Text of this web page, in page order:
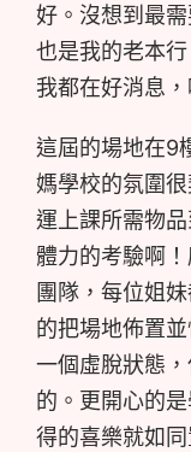
好。沒想到最
也是我的老本
我都在好消息
這屆的場地在9
媽學校的氛圍
運上課所需物
體力的考驗啊
團隊，每位姐
的把場地佈置
一個虛脫狀態
的。更開心的
得的喜樂就如